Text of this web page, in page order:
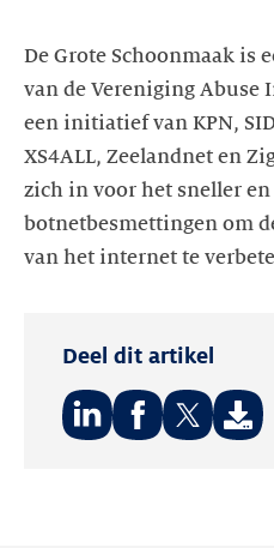
De Grote Schoonmaak is
van de Vereniging Abuse
een initiatief van KPN,
XS4ALL, Zeelandnet en
zich in voor het sneller
botnetbesmettingen om
van het internet te
Deel dit artikel